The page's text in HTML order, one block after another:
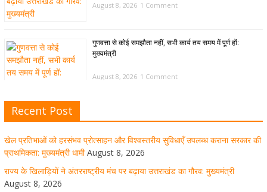
August 8, 2026 1 Comment
गुणवत्ता से कोई समझौता नहीं, सभी कार्य तय समय में पूर्ण हों:
मुख्यमंत्री
August 8, 2026 1 Comment
अवसंरचना विकसित करने के निर्देश
August 8, 2026 1 Comment
Recent Post
खेल प्रतिभाओं को हरसंभव प्रोत्साहन और विश्वस्तरीय सुविधाएँ उपलब्ध कराना सरकार की
प्राथमिकता: मुख्यमंत्री धामी August 8, 2026
राज्य के खिलाड़ियों ने अंतरराष्ट्रीय मंच पर बढ़ाया उत्तराखंड का गौरव: मुख्यमंत्री
August 8, 2026